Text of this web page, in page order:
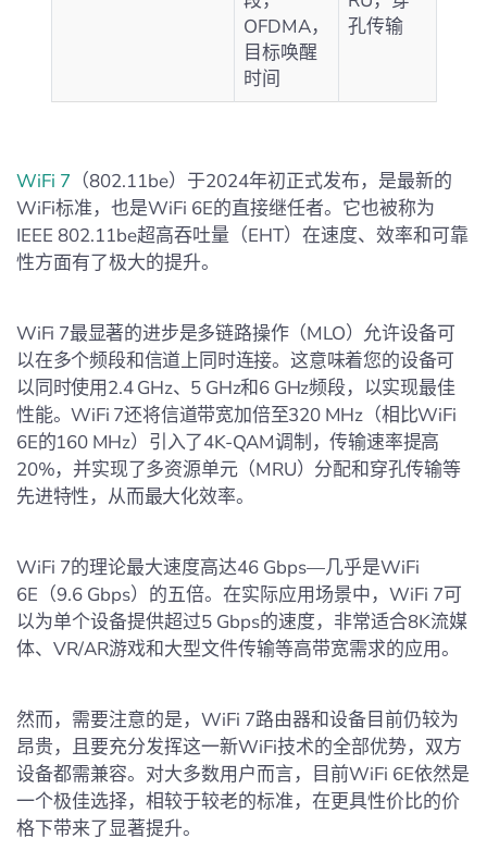
OFDMA，
目标唤醒
时间
孔传输
WiFi 7 （802.11be）于2024年初正式发布，是最新的
WiFi标准，也是WiFi 6E的直接继任者。它也被称为
IEEE 802.11be超高吞吐量（EHT）在速度、效率和可靠
性方面有了极大的提升。
WiFi 7最显著的进步是多链路操作（MLO）允许设备可
以在多个频段和信道上同时连接。这意味着您的设备可
以同时使用2.4 GHz、5 GHz和6 GHz频段，以实现最佳
性能。WiFi 7还将信道带宽加倍至320 MHz（相比WiFi
6E的160 MHz）引入了4K-QAM调制，传输速率提高
20%，并实现了多资源单元（MRU）分配和穿孔传输等
先进特性，从而最大化效率。
WiFi 7的理论最大速度高达46 Gbps—几乎是WiFi
6E（9.6 Gbps）的五倍。在实际应用场景中，WiFi 7可
以为单个设备提供超过5 Gbps的速度，非常适合8K流媒
体、VR/AR游戏和大型文件传输等高带宽需求的应用。
然而，需要注意的是，WiFi 7路由器和设备目前仍较为
昂贵，且要充分发挥这一新WiFi技术的全部优势，双方
设备都需兼容。对大多数用户而言，目前WiFi 6E依然是
一个极佳选择，相较于较老的标准，在更具性价比的价
格下带来了显著提升。